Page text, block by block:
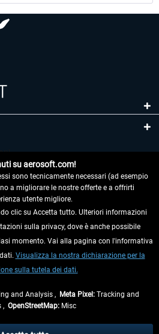
su aerosoft.com!
sono tecnicamente necessari (ad esempio
a migliorare le nostre offerte e a offrirti
utente migliore.
clic su Accetta tutto. Ulteriori informazioni
sulla privacy, dove è anche possibile
momento. Vai alla pagina con l'informativa
Visualizza la nostra dichiarazione per la
sulla tutela dei dati.
and Analysis , Meta Pixel: Tracking and
, OpenStreetMap:Misc